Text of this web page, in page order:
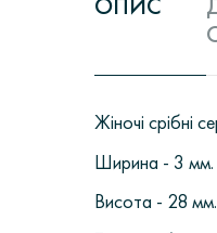
ОПИС
Жіночі срібні
Ширина - 3 мм.
Висота - 28 мм.